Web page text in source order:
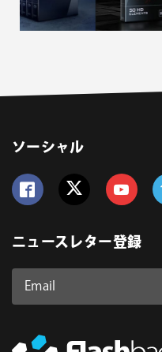
ソーシャル
ニュースレター登録
Email